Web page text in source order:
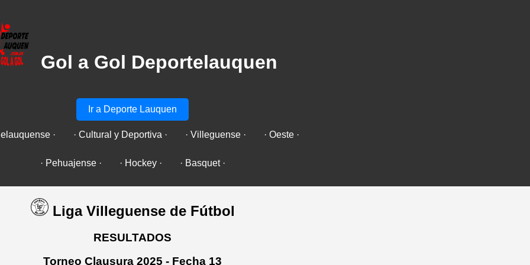
Gol a Gol Deportelauquen
Ir a Deporte Lauquen
· · Cultural y Deportiva · · Villeguense · · Oeste ·
· Pehuajense · · Hockey · · Basquet ·
Liga Villeguense de Fútbol
RESULTADOS
Torneo Clausura 2025 - Fecha 13